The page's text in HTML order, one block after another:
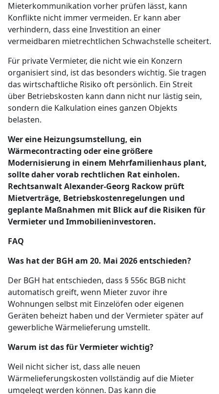
Mieterkommunikation vorher prüfen lässt, kann
Konflikte nicht immer vermeiden. Er kann aber
verhindern, dass eine Investition an einer
vermeidbaren mietrechtlichen Schwachstelle scheitert.
Für private Vermieter, die nicht wie ein Konzern
organisiert sind, ist das besonders wichtig. Sie tragen
das wirtschaftliche Risiko oft persönlich. Ein Streit
über Betriebskosten kann dann nicht nur lästig sein,
sondern die Kalkulation eines ganzen Objekts
belasten.
Wer eine Heizungsumstellung, ein
Wärmecontracting oder eine größere
Modernisierung in einem Mehrfamilienhaus plant,
sollte daher vorab rechtlichen Rat einholen.
Rechtsanwalt Alexander-Georg Rackow prüft
Mietverträge, Betriebskostenregelungen und
geplante Maßnahmen mit Blick auf die Risiken für
Vermieter und Immobilieninvestoren.
FAQ
Was hat der BGH am 20. Mai 2026 entschieden?
Der BGH hat entschieden, dass § 556c BGB nicht
automatisch greift, wenn Mieter zuvor ihre
Wohnungen selbst mit Einzelöfen oder eigenen
Geräten beheizt haben und der Vermieter später auf
gewerbliche Wärmelieferung umstellt.
Warum ist das für Vermieter wichtig?
Weil nicht sicher ist, dass alle neuen
Wärmelieferungskosten vollständig auf die Mieter
umgelegt werden können. Das kann die